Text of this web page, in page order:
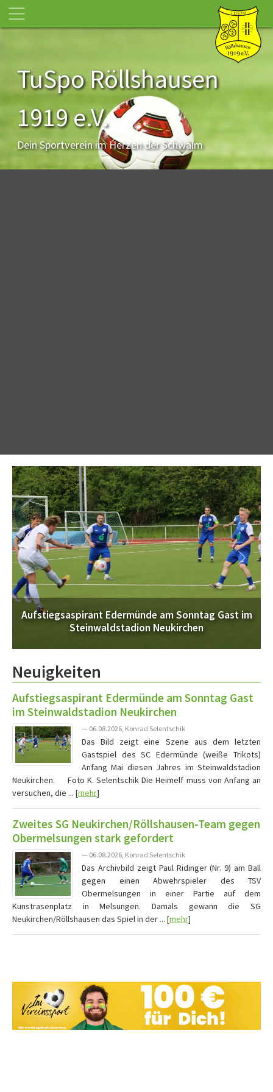
TuSpo Röllshausen
1919 e.V.
Dein Sportverein im Herzen der Schwalm
Aufstiegsaspirant Edermünde am Sonntag Gast im
Steinwaldstadion Neukirchen
Neuigkeiten
Aufstiegsaspirant Edermünde am Sonntag Gast
im Steinwaldstadion Neukirchen
— 06.08.2026, Konrad Selentschik
Das Bild zeigt eine Szene aus dem letzten
Gastspiel des SC Edermünde (weiße Trikots)
Anfang Mai diesen Jahres im Steinwaldstadion
Neukirchen. Foto K. Selentschik Die Heimelf muss von Anfang an
versuchen, die ... [mehr]
Zweites SG Neukirchen/Röllshausen-Team gegen
Obermelsungen stark gefordert
— 06.08.2026, Konrad Selentschik
Das Archivbild zeigt Paul Ridinger (Nr. 9) am Ball
gegen einen Abwehrspieler des TSV
Obermelsungen in einer Partie auf dem
Kunstrasenplatz in Melsungen. Damals gewann die SG
Neukirchen/Röllshausen das Spiel in der ... [mehr]